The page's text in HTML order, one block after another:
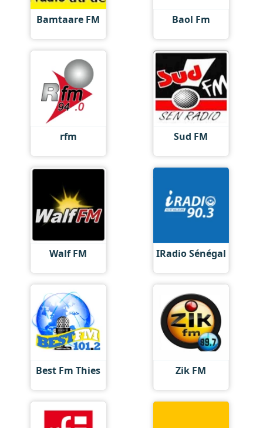
Bamtaare FM Baol Fm
rfm Sud FM
Walf FM IRadio Sénégal
Best Fm Thies Zik FM